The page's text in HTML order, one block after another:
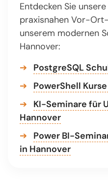
Entdecken Sie
praxisnahen Vor-
unserem modernen
Hannover:
➔
PostgreSQL
➔
PowerShell
➔
KI-Seminare für
Hannover
➔
Power BI-
in Hannover